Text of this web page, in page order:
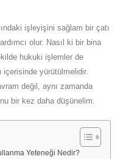
işleyişini sağlam bir çatı
olur. Nasıl ki bir bina
hukuki işlemler de
içerisinde yürütülmelidir.
değil, aynı zamanda
bir kez daha düşünelim.
Yeteneği Nedir?